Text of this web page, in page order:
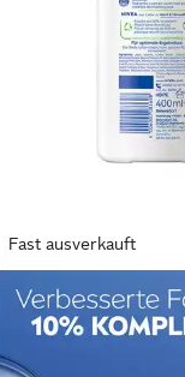
Fast ausverkauft
NIVEA
Körperlotion Body
400ml, schützt vor
19,47 €